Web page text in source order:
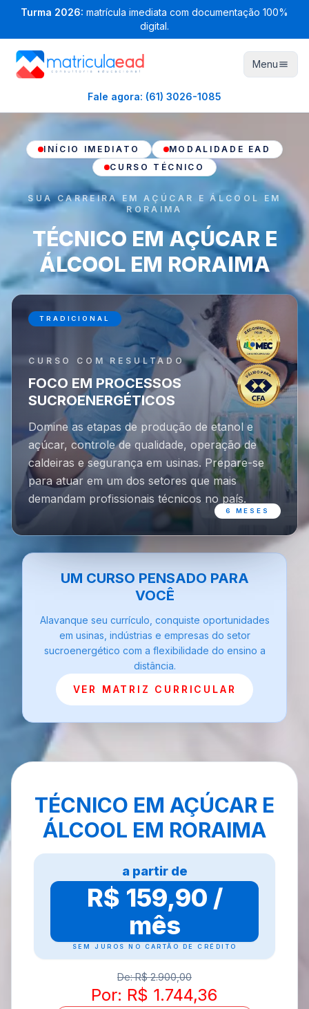
Turma 2026: matrícula imediata com documentação 100%
digital.
Menu
Fale agora: (61) 3026-1085
INÍCIO IMEDIATO
MODALIDADE EAD
CURSO TÉCNICO
SUA CARREIRA EM AÇÚCAR E ÁLCOOL EM
RORAIMA
TÉCNICO EM AÇÚCAR E
ÁLCOOL EM RORAIMA
TRADICIONAL
6 MESES
CURSO COM RESULTADO
FOCO EM PROCESSOS
SUCROENERGÉTICOS
Domine as etapas de produção de etanol e
açúcar, controle de qualidade, operação de
caldeiras e segurança em usinas. Prepare-se
para atuar em um dos setores que mais
demandam profissionais técnicos no país.
UM CURSO PENSADO PARA
VOCÊ
Alavanque seu currículo, conquiste oportunidades
em usinas, indústrias e empresas do setor
sucroenergético com a flexibilidade do ensino a
distância.
VER MATRIZ CURRICULAR
TÉCNICO EM AÇÚCAR E
ÁLCOOL EM RORAIMA
a partir de
R$ 159,90 /
mês
SEM JUROS NO CARTÃO DE CRÉDITO
De: R$ 2.900,00
Por: R$ 1.744,36